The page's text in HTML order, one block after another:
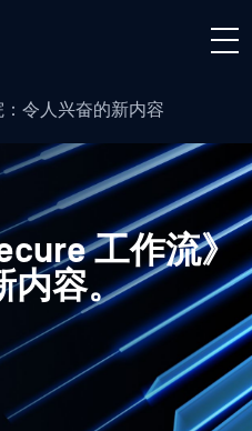
：令人兴奋的新内容
工作流》
内容。